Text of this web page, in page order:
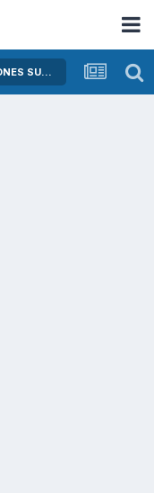
TEMAS COMUNES PARA TODOS LAS VERSIONES SUPER DINK